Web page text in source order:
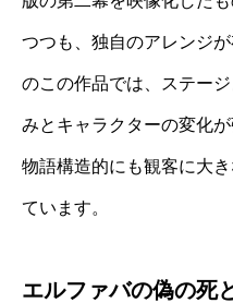
つつも、独自のアレンジ
のこの作品では、ステー
みとキャラクターの変化
物語構造的にも観客に大
ています。
エルファバの偽の死